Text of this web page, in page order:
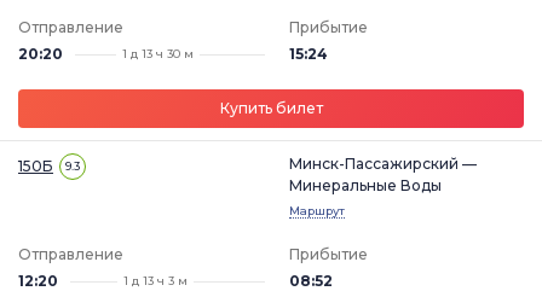
Отправление
20:20
1 д 13 ч 30 м
Прибытие
15:24
Купить билет
150Б 9.3
Минск-Пассажирский —
Минеральные Воды
Маршрут
Отправление
12:20
1 д 13 ч 3 м
Прибытие
08:52